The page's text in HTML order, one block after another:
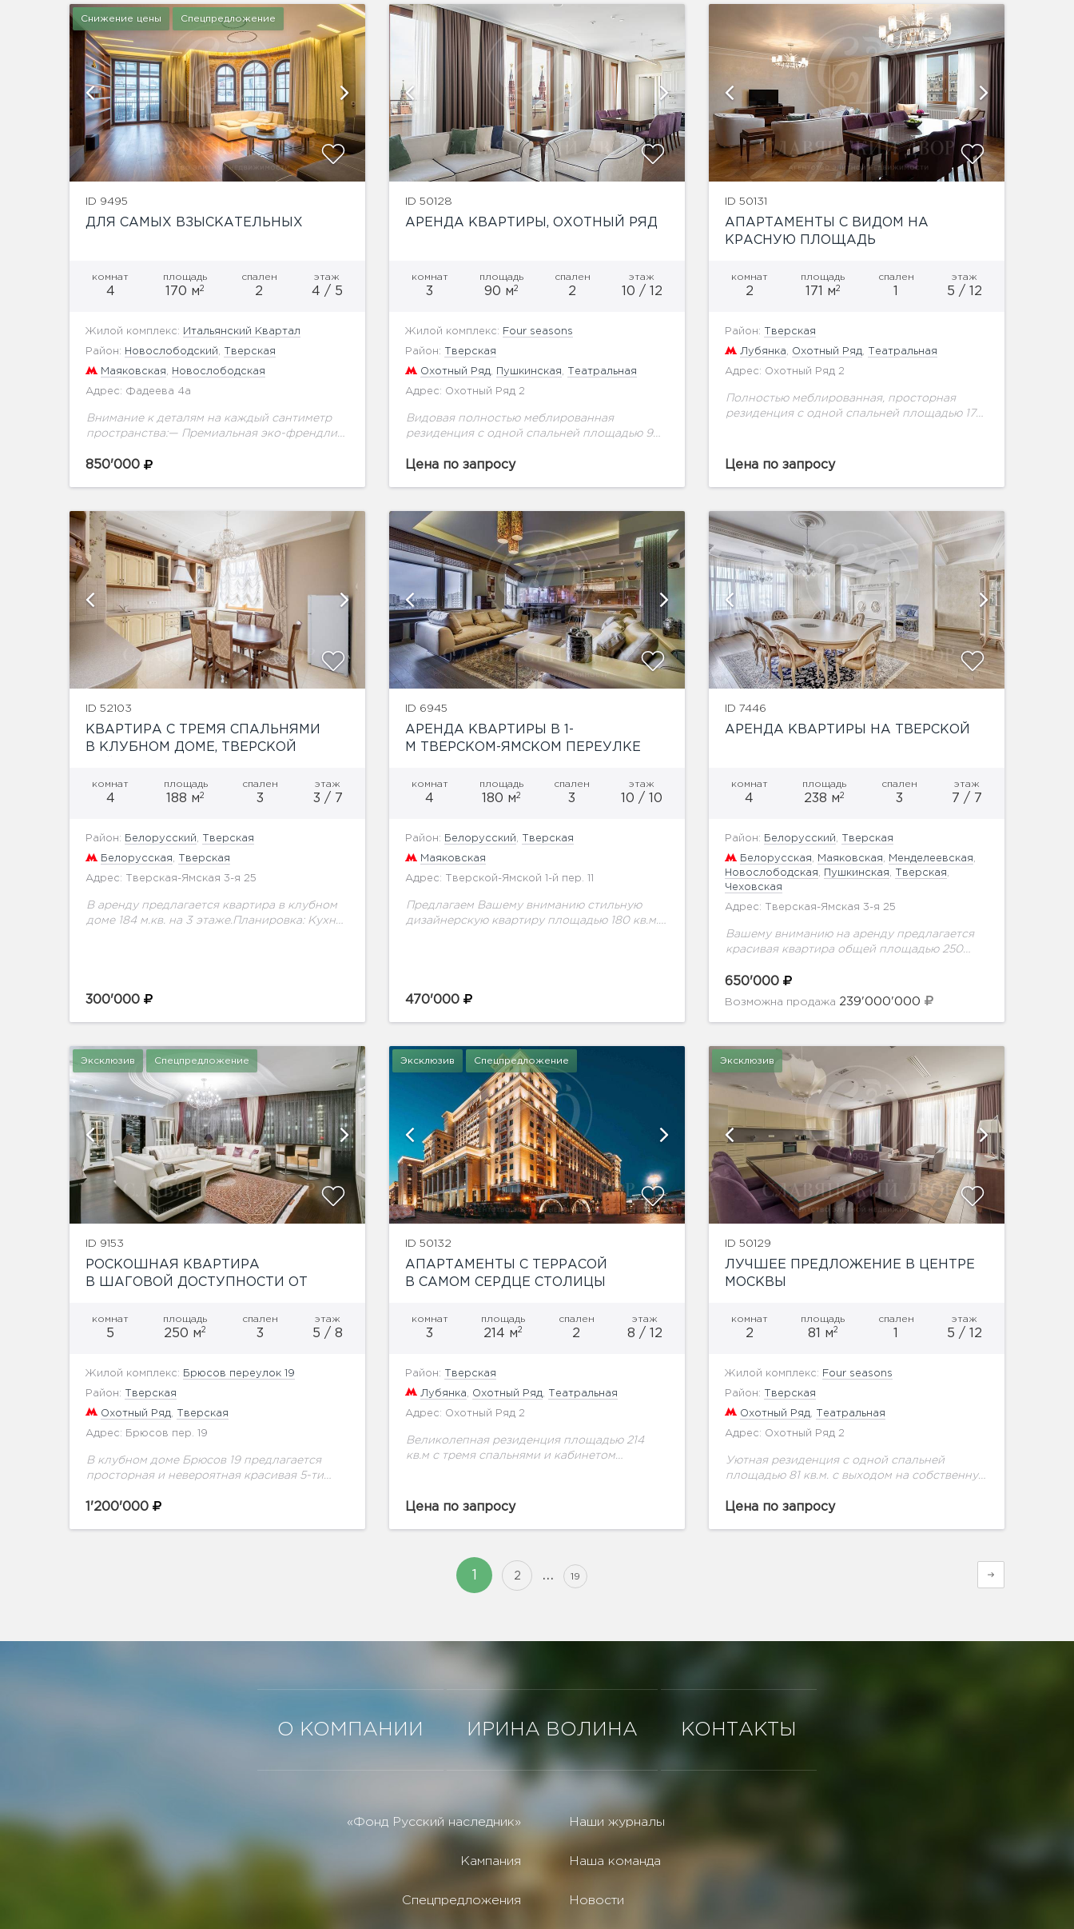
Снижение цены Спецпредложение
ID 9495
ДЛЯ САМЫХ ВЗЫСКАТЕЛЬНЫХ
комнат
4
площадь
170 м2
спален
2
этаж
4 / 5
Жилой комплекс: Итальянский Квартал
Район: Новослободский Тверская
Маяковская Новослободская
Адрес: Фадеева 4а
Внимание к деталям на каждый сантиметр
пространства:— Премиальная эко-френдли
ореха, настоящего мха, слэба и настоящего
850'000
показать ещё 6 фотографий
ID 50128
АРЕНДА КВАРТИРЫ, ОХОТНЫЙ РЯД
комнат
3
площадь
90 м2
спален
2
этаж
10 / 12
Жилой комплекс: Four seasons
Район: Тверская
Охотный Ряд Пушкинская Театральная
Адрес: Охотный Ряд 2
Видовая полностью меблированная
резиденция с одной спальней площадью 90
гостиницы«Москва». Выход на собственный
Цена по запросу
показать ещё 11 фотографий
ID 50131
АПАРТАМЕНТЫ С ВИДОМ НА
КРАСНУЮ ПЛОЩАДЬ
комнат
2
площадь
171 м2
спален этаж
5 / 12
Район: Тверская
Лубянка Охотный Ряд Театральная
Адрес: Охотный Ряд 2
Полностью меблированная, просторная
резиденция с одной спальней площадью 172
легендарной гостиницы «Москва».В
шаговой...
Цена по запросу
ID 52103
КВАРТИРА С ТРЕМЯ СПАЛЬНЯМИ
В КЛУБНОМ ДОМЕ, ТВЕРСКОЙ
комнат
4
площадь
188 м2
спален
3
этаж
3 / 7
Район: Белорусский, Тверская
Белорусская, Тверская
Адрес: Тверская-Ямская 3-я 25
В аренду предлагается квартира в клубном
доме 184 м.кв. на 3 этаже.Планировка: Кухня-
300'000
показать ещё 14 фотографий
ID 6945
АРЕНДА КВАРТИРЫ В 1-
М ТВЕРСКОМ-ЯМСКОМ ПЕРЕУЛКЕ
комнат
4
площадь
180 м2
спален
3
этаж
10 / 10
Район: Белорусский, Тверская
Маяковская
Адрес: Тверской-Ямской 1-й пер. 11
Предлагаем Вашему вниманию стильную
дизайнерскую квартиру площадью 180 кв.м. в
470'000
показать ещё 6 фотографий
ID 7446
АРЕНДА КВАРТИРЫ НА ТВЕРСКОЙ
комнат
4
площадь
238 м2
спален
3
этаж
7 / 7
Район: Белорусский, Тверская
Белорусская, Маяковская, Менделеевская,
Новослободская, Пушкинская, Тверская,
Чеховская
Адрес: Тверская-Ямская 3-я 25
Вашему вниманию на аренду предлагается
красивая квартира общей площадью 250
столицы.Дорогая отделка и мебель по
спецзаказу из Италии....
650'000
Возможна продажа 239'000'000
Эксклюзив Спецпредложение
ID 9153
РОСКОШНАЯ КВАРТИРА
В ШАГОВОЙ ДОСТУПНОСТИ ОТ
комнат
5
площадь
250 м2
спален
3
этаж
5 / 8
Жилой комплекс: Брюсов переулок 19
Район: Тверская
Охотный Ряд Тверская
Адрес: Брюсов пер. 19
В клубном доме Брюсов 19 предлагается
просторная и невероятная красивая 5-ти
Выполнен качественный ремонт по
1'200'000
показать ещё 22 фотографии
Эксклюзив Спецпредложение
ID 50132
АПАРТАМЕНТЫ С ТЕРРАСОЙ
В САМОМ СЕРДЦЕ СТОЛИЦЫ
комнат
3
площадь
214 м2
спален
2
этаж
8 / 12
Район: Тверская
Лубянка Охотный Ряд Театральная
Адрес: Охотный Ряд 2
Великолепная резиденция площадью 214
кв.м с тремя спальнями и кабинетом
под открытым небом площадью 90 кв.м. Из
резиденции открывается...
Цена по запросу
показать ещё 14 фотографий
Эксклюзив
ID 50129
ЛУЧШЕЕ ПРЕДЛОЖЕНИЕ В ЦЕНТРЕ
МОСКВЫ
комнат
2
площадь
81 м2
спален
1
этаж
5 / 12
Жилой комплекс: Four seasons
Район: Тверская
Охотный Ряд Театральная
Адрес: Охотный Ряд 2
Уютная резиденция с одной спальней
площадью 81 кв.м. с выходом на собственную
вариант для ценителей спокойной
Цена по запросу
2 … 19
О КОМПАНИИ ИРИНА ВОЛИНА КОНТАКТЫ
«Фонд Русский наследник»
Кампания
Спецпредложения
Наши журналы
Наша команда
Новости